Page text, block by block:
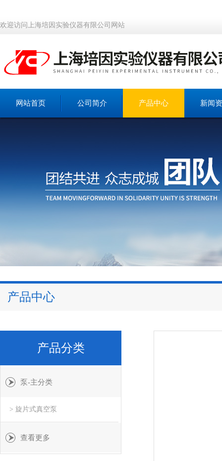
欢迎访问上海培因实验仪器有限公司网站
网站首页 公司简介 产品中心 新闻
产品中心
产品分类
泵-主分类
> 旋片式真空泵
查看更多